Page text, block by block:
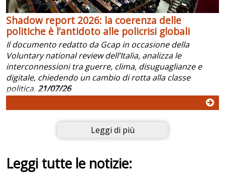
Shadow report 2026: la coerenza delle
politiche è l’antidoto alle policrisi globali
Il documento redatto da Gcap in occasione della
Voluntary national review dell’Italia, analizza le
interconnessioni tra guerre, clima, disuguaglianze e
digitale, chiedendo un cambio di rotta alla classe
politica.21/07/26
Leggi di più
Leggi tutte le notizie: